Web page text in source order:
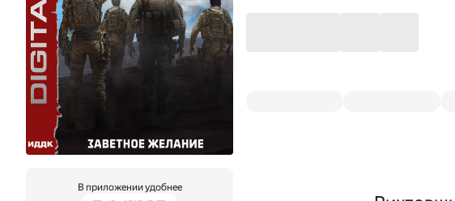
В приложении удобнее